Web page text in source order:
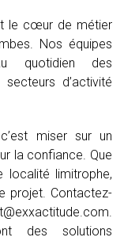
le cœur de métier
Nos équipes
quotidien des
d’activité
miser sur un
la confiance. Que
limitrophe,
projet. Contactez-
des solutions